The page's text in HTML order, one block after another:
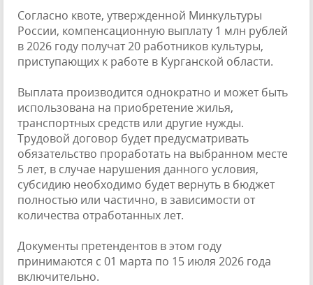
Согласно квоте, утвержденной Минкультуры
России, компенсационную выплату 1 млн рублей
в 2026 году получат 20 работников культуры,
приступающих к работе в Курганской области.
Выплата производится однократно и может быть
использована на приобретение жилья,
транспортных средств или другие нужды.
Трудовой договор будет предусматривать
обязательство проработать на выбранном месте
5 лет, в случае нарушения данного условия,
субсидию необходимо будет вернуть в бюджет
полностью или частично, в зависимости от
количества отработанных лет.
Документы претендентов в этом году
принимаются с 01 марта по 15 июля 2026 года
включительно.